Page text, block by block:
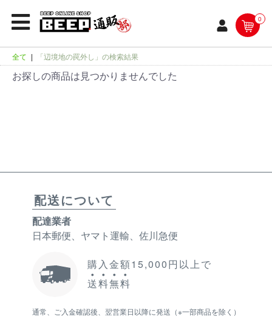
0
全て | 「辺境地の罠外し」の検索結果
お探しの商品は見つかりませんでした
配送について
配達業者
日本郵便、ヤマト運輸、佐川急便
購入金額15,000円以上で
送料無料
通常、ご入金確認後、翌営業日以降に発送（※一部商品を除く）